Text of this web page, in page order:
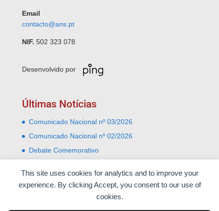
This site uses cookies for analytics and to improve your
experience. By clicking Accept, you consent to our use of
cookies.
Email
contacto@ans.pt
NIF. 502 323 078
Desenvolvido por
Últimas Notícias
Comunicado Nacional nº 03/2026
Comunicado Nacional nº 02/2026
Debate Comemorativo
Almoço comemorativo do 52º aniversário do 25 de
Abril